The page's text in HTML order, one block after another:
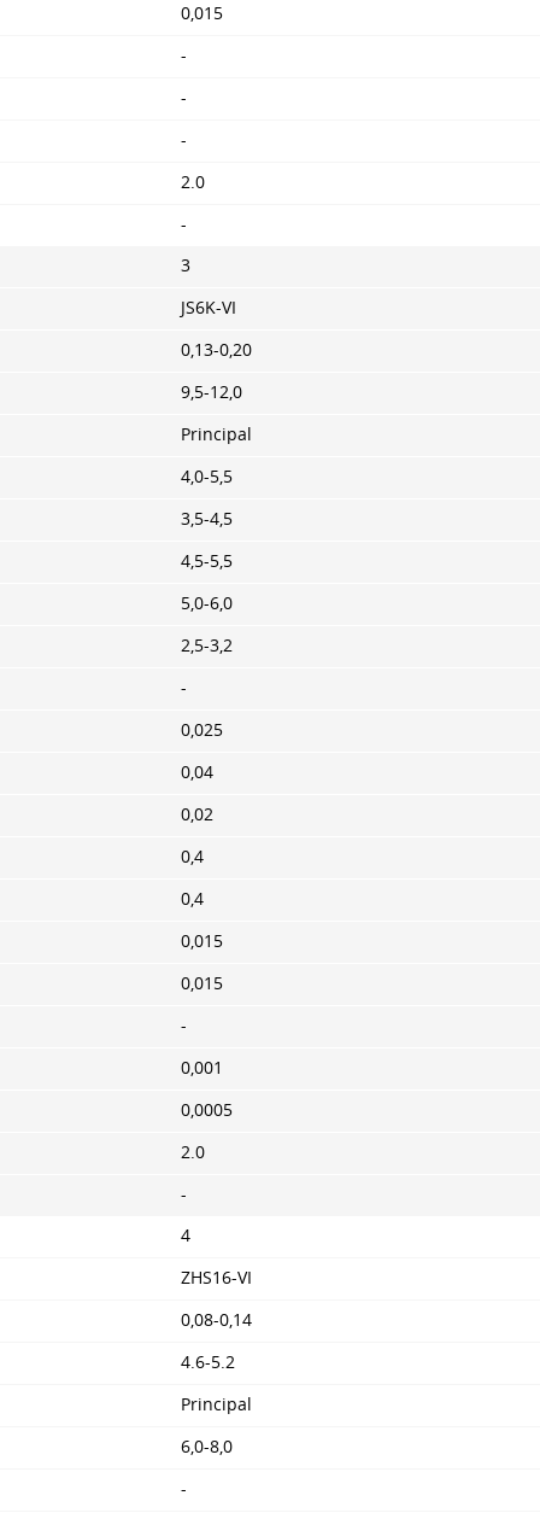
0,015
-
-
-
2.0
-
3
JS6K-VI
0,13-0,20
9,5-12,0
Principal
4,0-5,5
3,5-4,5
4,5-5,5
5,0-6,0
2,5-3,2
-
0,025
0,04
0,02
0,4
0,4
0,015
0,015
-
0,001
0,0005
2.0
-
4
ZHS16-VI
0,08-0,14
4.6-5.2
Principal
6,0-8,0
-